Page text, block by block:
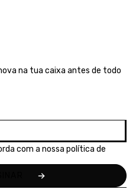
na tua caixa antes de todo
com a nossa política de